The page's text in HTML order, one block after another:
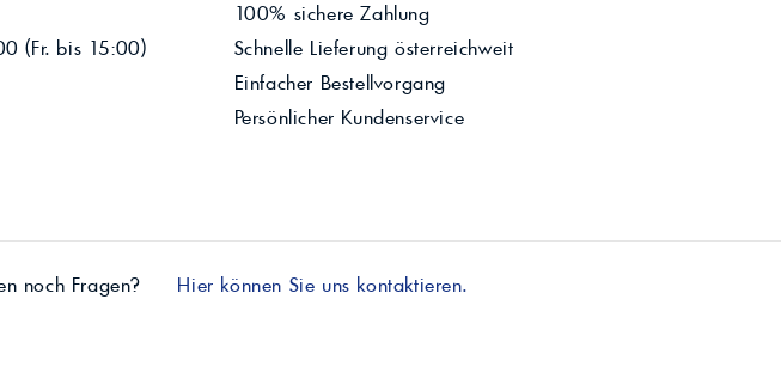
(Fr. bis 15:00)
100% sichere Zahlung
Schnelle Lieferung österreichweit
Einfacher Bestellvorgang
Persönlicher Kundenservice
noch Fragen? Hier können Sie uns kontaktieren.